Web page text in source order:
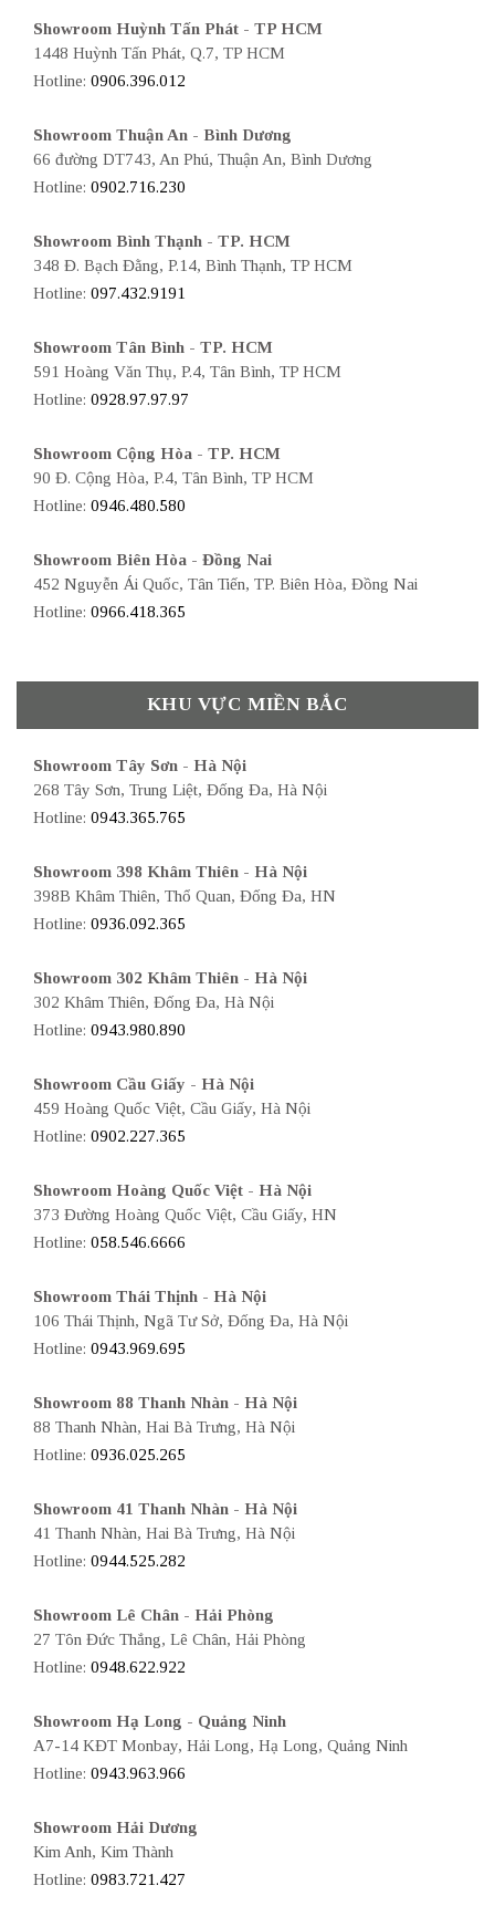
Showroom Huỳnh Tấn Phát - TP HCM
1448 Huỳnh Tấn Phát, Q.7, TP HCM
Hotline: 0906.396.012
Showroom Thuận An - Bình Dương
66 đường DT743, An Phú, Thuận An, Bình Dương
Hotline: 0902.716.230
Showroom Bình Thạnh - TP. HCM
348 Đ. Bạch Đằng, P.14, Bình Thạnh, TP HCM
Hotline: 097.432.9191
Showroom Tân Bình - TP. HCM
591 Hoàng Văn Thụ, P.4, Tân Bình, TP HCM
Hotline: 0928.97.97.97
Showroom Cộng Hòa - TP. HCM
90 Đ. Cộng Hòa, P.4, Tân Bình, TP HCM
Hotline: 0946.480.580
Showroom Biên Hòa - Đồng Nai
452 Nguyễn Ái Quốc, Tân Tiến, TP. Biên Hòa, Đồng Nai
Hotline: 0966.418.365
KHU VỰC MIỀN BẮC
Showroom Tây Sơn - Hà Nội
268 Tây Sơn, Trung Liệt, Đống Đa, Hà Nội
Hotline: 0943.365.765
Showroom 398 Khâm Thiên - Hà Nội
398B Khâm Thiên, Thổ Quan, Đống Đa, HN
Hotline: 0936.092.365
Showroom 302 Khâm Thiên - Hà Nội
302 Khâm Thiên, Đống Đa, Hà Nội
Hotline: 0943.980.890
Showroom Cầu Giấy - Hà Nội
459 Hoàng Quốc Việt, Cầu Giấy, Hà Nội
Hotline: 0902.227.365
Showroom Hoàng Quốc Việt - Hà Nội
373 Đường Hoàng Quốc Việt, Cầu Giấy, HN
Hotline: 058.546.6666
Showroom Thái Thịnh - Hà Nội
106 Thái Thịnh, Ngã Tư Sở, Đống Đa, Hà Nội
Hotline: 0943.969.695
Showroom 88 Thanh Nhàn - Hà Nội
88 Thanh Nhàn, Hai Bà Trưng, Hà Nội
Hotline: 0936.025.265
Showroom 41 Thanh Nhàn - Hà Nội
41 Thanh Nhàn, Hai Bà Trưng, Hà Nội
Hotline: 0944.525.282
Showroom Lê Chân - Hải Phòng
27 Tôn Đức Thắng, Lê Chân, Hải Phòng
Hotline: 0948.622.922
Showroom Hạ Long - Quảng Ninh
A7-14 KĐT Monbay, Hải Long, Hạ Long, Quảng Ninh
Hotline: 0943.963.966
Showroom Hải Dương
Kim Anh, Kim Thành
Hotline: 0983.721.427